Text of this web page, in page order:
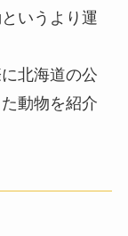
いうより運
北海道の公
動物を紹介